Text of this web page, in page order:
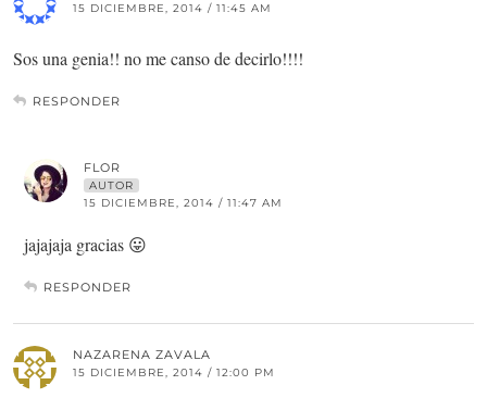
15 DICIEMBRE, 2014 / 11:45 AM
Sos una genia!! no me canso de decirlo!!!!
RESPONDER
FLOR
AUTOR
15 DICIEMBRE, 2014 / 11:47 AM
jajajaja gracias 😛
RESPONDER
NAZARENA ZAVALA
15 DICIEMBRE, 2014 / 12:00 PM